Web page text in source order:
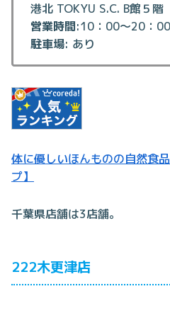
港北 TOKYU S.C. B館５階
営業時間:10：00～20：00
駐車場: あり
体に優しいほんものの自然食
プ】
千葉県店舗は3店舗。
222木更津店